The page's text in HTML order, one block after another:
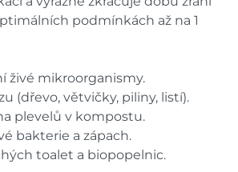
podmínkách až na 1
živé mikroorganismy.
(dřevo, větvičky, piliny, listí).
plevelů v kompostu.
bakterie a zápach.
toalet a biopopelnic.